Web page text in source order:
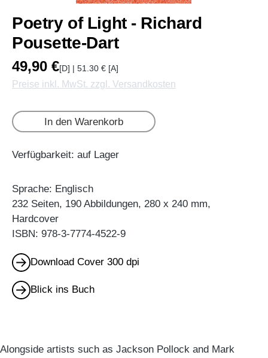
Poetry of Light - Richard
Pousette-Dart
49,90 €[D] | 51.30 € [A]
Preise inkl. MwSt. zzgl. Versandkosten
In den Warenkorb
Verfügbarkeit: auf Lager
Sprache: Englisch
232 Seiten, 190 Abbildungen, 280 x 240 mm,
Hardcover
ISBN: 978-3-7774-4522-9
Download Cover 300 dpi
Blick ins Buch
Alongside artists such as Jackson Pollock and Mark